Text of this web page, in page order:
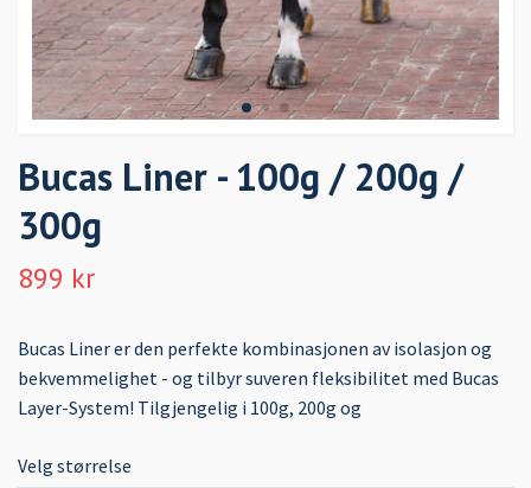
Bucas Liner - 100g / 200g /
300g
899 kr
Bucas Liner er den perfekte kombinasjonen av isolasjon og
bekvemmelighet - og tilbyr suveren fleksibilitet med Bucas
Layer-System! Tilgjengelig i 100g, 200g og
Velg størrelse